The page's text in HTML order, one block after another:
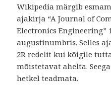
Wikipedia märgib
ajakirja “A Journal of
Electronics Engineering”
augustinumbris. Selles
2R redelit kui kõigile
mõistetavat ahelta.
hetkel teadmata.